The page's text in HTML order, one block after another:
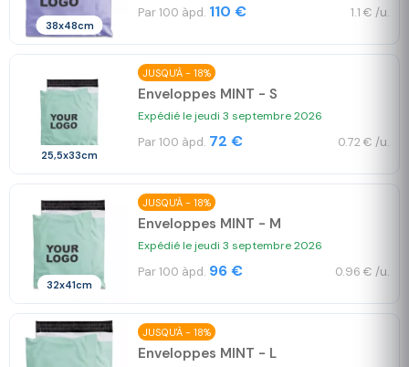
38x48cm
Par 100 àpd. 110 € 1.1 € /u.
25,5x33cm
JUSQU'À - 18%
Enveloppes MINT - S
Expédié le jeudi 3 septembre 2026
Par 100 àpd. 72 € 0.72 € /u.
32x41cm
JUSQU'À - 18%
Enveloppes MINT - M
Expédié le jeudi 3 septembre 2026
Par 100 àpd. 96 € 0.96 € /u.
JUSQU'À - 18%
Enveloppes MINT - L